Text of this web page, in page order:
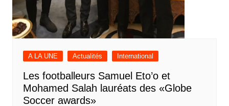
A LA UNE Actualités International
Les footballeurs Samuel Eto’o et
Mohamed Salah lauréats des «Globe
Soccer awards»